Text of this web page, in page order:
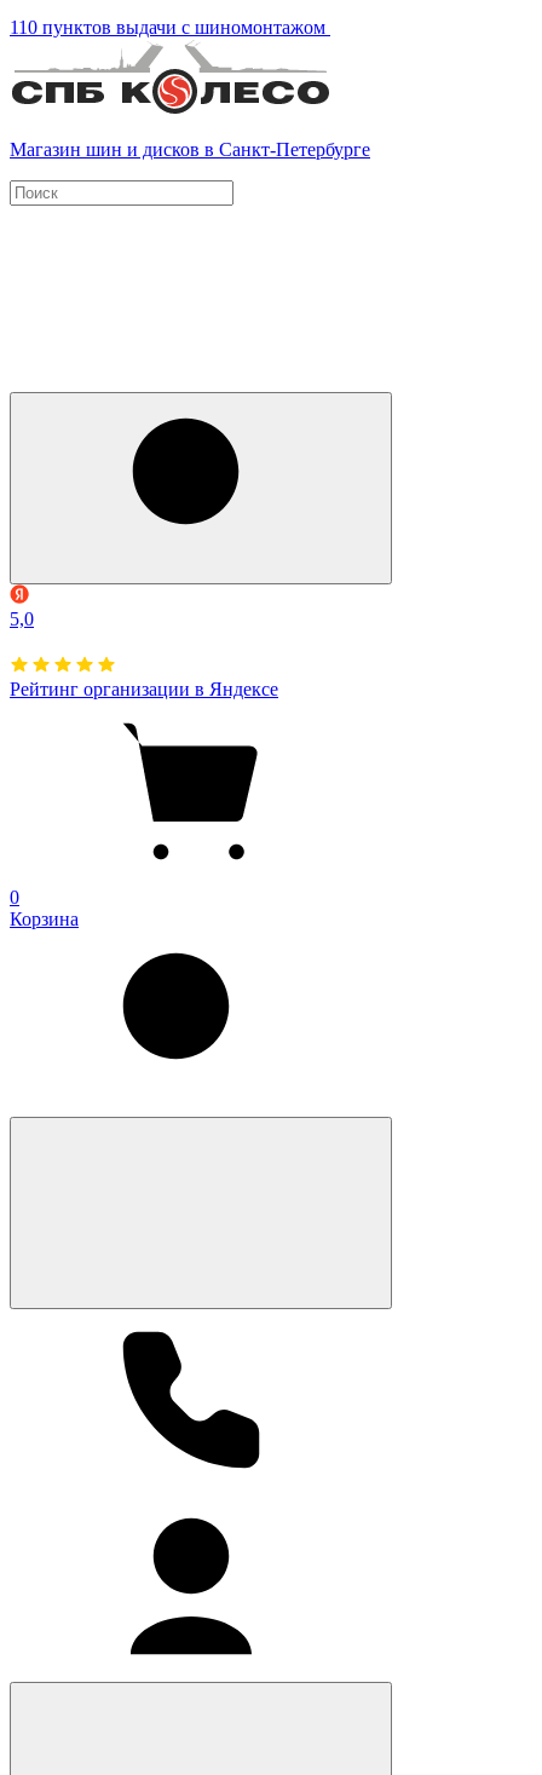
110 пунктов выдачи с шиномонтажом
Магазин шин и дисков в Санкт-Петербурге
5,0
Рейтинг организации в Яндексе
0
Корзина